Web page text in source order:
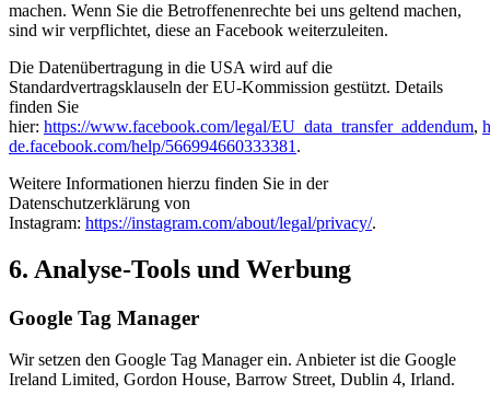
machen. Wenn Sie die Betroffenenrechte bei uns geltend machen,
sind wir verpflichtet, diese an Facebook weiterzuleiten.
Die Datenübertragung in die USA wird auf die
Standardvertragsklauseln der EU-Kommission gestützt. Details
finden Sie
hier: https://www.facebook.com/legal/EU_data_transfer_addendum,
de.facebook.com/help/566994660333381 .
Weitere Informationen hierzu finden Sie in der
Datenschutzerklärung von
Instagram: https://instagram.com/about/legal/privacy/.
6. Analyse-Tools und Werbung
Google Tag Manager
Wir setzen den Google Tag Manager ein. Anbieter ist die Google
Ireland Limited, Gordon House, Barrow Street, Dublin 4, Irland.